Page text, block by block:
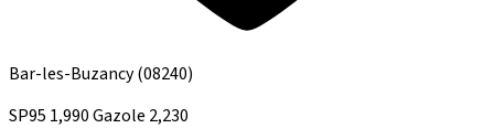
Bar-les-Buzancy(08240)
SP95 1,990Gazole 2,230